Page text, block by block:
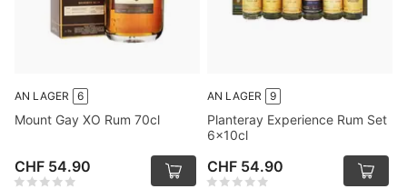
AN LAGER 6
Mount Gay XO Rum 70cl
CHF 54.90
AN LAGER 9
Planteray Experience Rum Set
6x10cl
CHF 54.90